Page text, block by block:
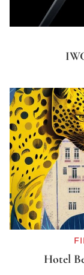
Hotel